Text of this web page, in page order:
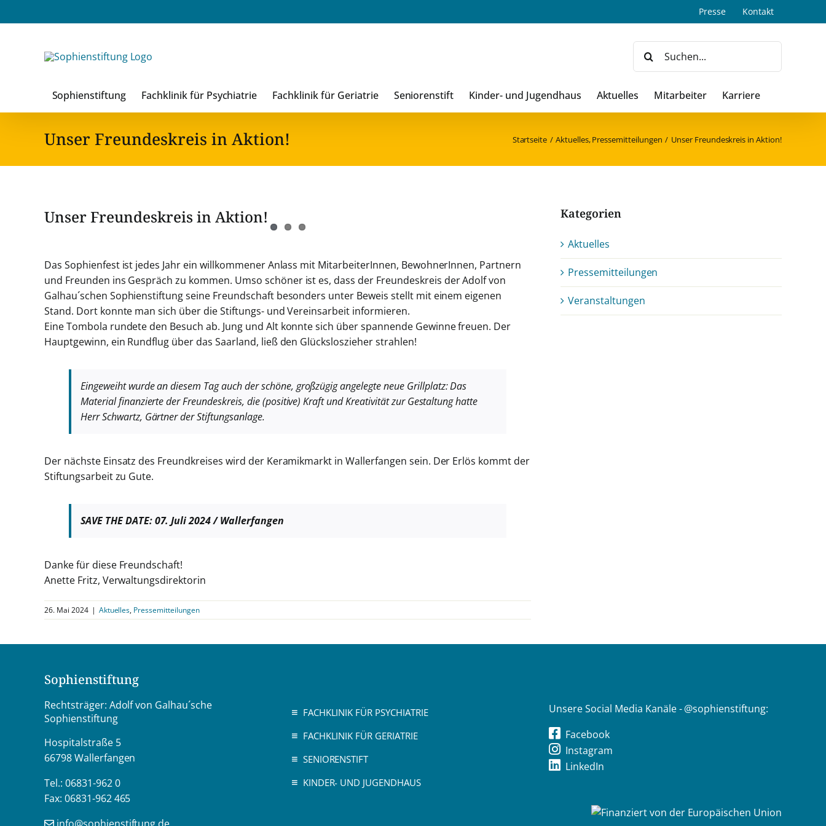
Inhalt
Presse Kontakt
nach:
Sophienstiftung Fachklinik für Psychiatrie Fachklinik für Geriatrie Seniorenstift Kinder- und Jugendhaus Aktuelles Mitarbeiter Karriere
Unser Freundeskreis in Aktion! Startseite Aktuelles Pressemitteilungen Unser Freundeskreis in Aktion!
Unser Freundeskreis in Aktion!
grösseres
Bild
Das Sophienfest ist jedes Jahr ein willkommener Anlass mit MitarbeiterInnen, BewohnerInnen, Partnern
und Freunden ins Gespräch zu kommen. Umso schöner ist es, dass der Freundeskreis der Adolf von
Galhau´schen Sophienstiftung seine Freundschaft besonders unter Beweis stellt mit einem eigenen
Stand. Dort konnte man sich über die Stiftungs- und Vereinsarbeit informieren.
Eine Tombola rundete den Besuch ab. Jung und Alt konnte sich über spannende Gewinne freuen. Der
Hauptgewinn, ein Rundflug über das Saarland, ließ den Glücksloszieher strahlen!
Eingeweiht wurde an diesem Tag auch der schöne, großzügig angelegte neue Grillplatz: Das
Material finanzierte der Freundeskreis, die (positive) Kraft und Kreativität zur Gestaltung hatte
Herr Schwartz, Gärtner der Stiftungsanlage.
Der nächste Einsatz des Freundkreises wird der Keramikmarkt in Wallerfangen sein. Der Erlös kommt der
Stiftungsarbeit zu Gute.
SAVE THE DATE: 07. Juli 2024 / Wallerfangen
Danke für diese Freundschaft!
Anette Fritz, Verwaltungsdirektorin
26. Mai 2024 | Aktuelles, Pressemitteilungen
Kategorien
Aktuelles
Pressemitteilungen
Veranstaltungen
Sophienstiftung
Rechtsträger: Adolf von Galhau´sche
Sophienstiftung
Hospitalstraße 5
66798 Wallerfangen
Tel.: 06831-962 0
Fax: 06831-962 465
info@sophienstiftung.de
FACHKLINIK FÜR PSYCHIATRIE
FACHKLINIK FÜR GERIATRIE
SENIORENSTIFT
KINDER- UND JUGENDHAUS
Unsere Social Media Kanäle - @sophienstiftung:
Facebook
Instagram
LinkedIn